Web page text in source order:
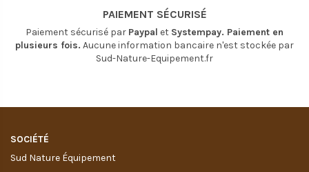
PAIEMENT SÉCURISÉ
Paiement sécurisé par Paypal et Systempay. Paiement en
plusieurs fois. Aucune information bancaire n'est stockée par
Sud-Nature-Equipement.fr
SOCIÉTÉ
Sud Nature Équipement